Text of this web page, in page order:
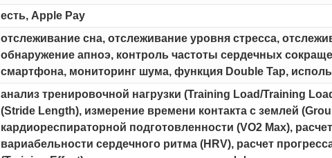
есть, Apple Pay
отслеживание сна, отслеживание уровня стресса,
обнаружение апноэ, контроль частоты сердечных
смартфона, мониторинг шума, функция Double Tap,
анализ тренировочной нагрузки (Training Load/Training
(Stride Length), измерение времени контакта с землей
кардиореспираторной подготовленности (VO2 Max),
вариабельности сердечного ритма (HRV), расчет